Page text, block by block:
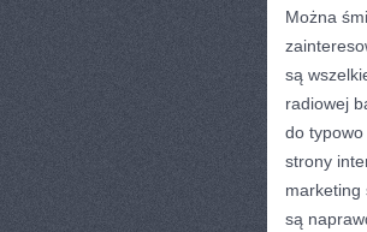
Można
są
radiowej
do
strony
marketing
są